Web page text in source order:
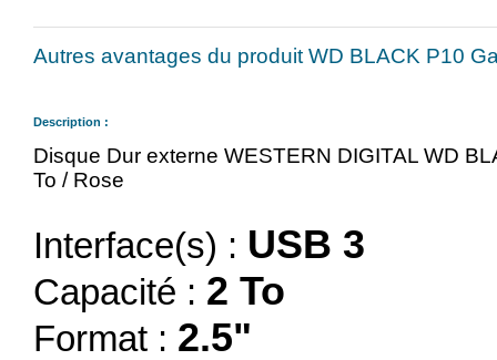
Autres avantages du produit WD BLACK P10
Description :
Disque Dur externe WESTERN DIGITAL WD
To / Rose
Interface(s) : USB 3
Capacité : 2 To
Format : 2.5"